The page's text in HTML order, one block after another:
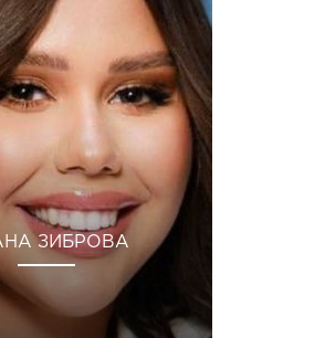
ЗИБРОВА